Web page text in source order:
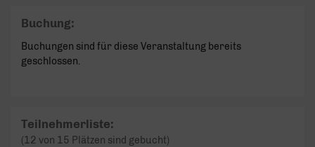
Buchung:
Buchungen sind für diese Veranstaltung bereits
geschlossen.
Teilnehmerliste:
(12 von 15 Plätzen sind gebucht)